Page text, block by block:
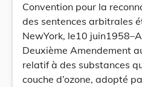
Convention pour la
des sentences arbitrales
NewYork, le10
Deuxième Amendement
relatif à des substances
couche d’ozone, adopté